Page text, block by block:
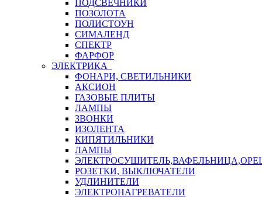
ПОДСВЕЧНИКИ
ПОЗОЛОТА
ПОЛИСТОУН
СИМАЛЕНД
СПЕКТР
ФАРФОР
ЭЛЕКТРИКА
ФОНАРИ, СВЕТИЛЬНИКИ
АКСИОН
ГАЗОВЫЕ ПЛИТЫ
ЛАМПЫ
ЗВОНКИ
ИЗОЛЕНТА
КИПЯТИЛЬНИКИ
ЛАМПЫ
РОЗЕТКИ, ВЫКЛЮЧАТЕЛИ
УДЛИНИТЕЛИ
ЭЛЕКТРОНАГРЕВАТЕЛИ